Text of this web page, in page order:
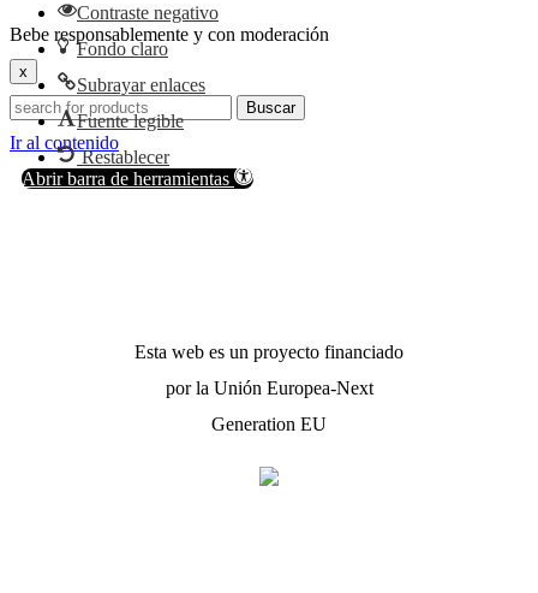
Bebe responsablemente y con moderación
x
Buscar
Ir al contenido
Abrir barra de herramientas
Contraste negativo
Fondo claro
Subrayar enlaces
Fuente legible
Restablecer
Esta web es un proyecto financiado
por la Unión Europea-Next
Generation EU